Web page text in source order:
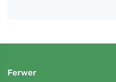
Ferwer